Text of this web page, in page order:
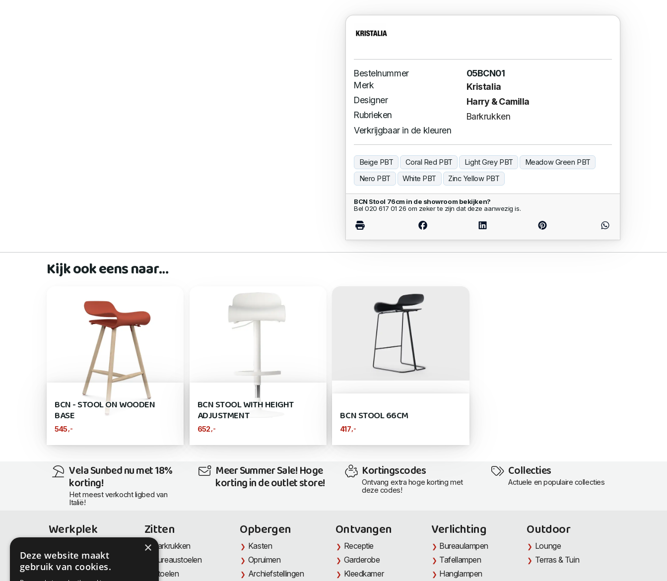
Bestelnummer
05BCN01
Merk
Kristalia
Designer
Harry & Camilla
Rubrieken
Barkrukken
Verkrijgbaar in de kleuren
Beige PBT Coral Red PBT Light Grey PBT
Meadow Green PBT
Nero PBT
White PBT Zinc Yellow PBT
BCN Stool 76cm in de showroom bekijken?
Bel 020 617 01 26 om zeker te zijn dat deze aanwezig is.
Kijk ook eens naar…
BCN - STOOL ON WOODEN
BASE
545 ,-
BCN STOOL WITH HEIGHT
ADJUSTMENT
652 ,-
BCN STOOL 66CM
417 ,-
Vela Sunbed nu met 18%
korting!
Het meest verkocht ligbed van
Italië!
Meer Summer Sale! Hoge
korting in de outlet store!
Kortingscodes
Ontvang extra hoge korting met
deze codes!
Collecties
Actuele en populaire collecties
Werkplek
Thuiswerkplek
Zit-Sta bureaus
Zitten
Barkrukken
Bureaustoelen
Stoelen
Opbergen
Kasten
Opruimen
Archiefstellingen
Ontvangen
Receptie
Garderobe
Kleedkamer
Verlichting
Bureaulampen
Tafellampen
Hanglampen
Outdoor
Lounge
Terras & Tuin
×
Deze website maakt
gebruik van cookies.